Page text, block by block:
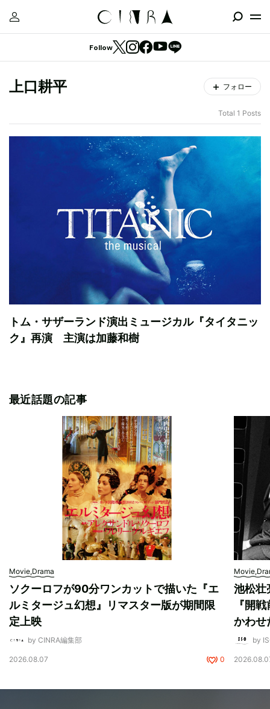
Follow
上口耕平 フォロー
Total 1 Posts
トム・サザーランド演出ミュージカル『タイタニッ
ク』再演 主演は加藤和樹
最近話題の記事
Movie,Drama
ソクーロフが90分ワンカットで描いた『エ
ルミタージュ幻想』リマスター版が期間限
定上映
by CINRA編集部
2026.08.07 0
池松壮
『開
かわせ
by